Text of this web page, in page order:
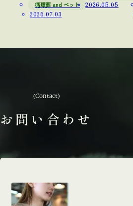
循環葬 and ペット
2026.07.03
2026.05.05
お問い合わせ
(Contact)